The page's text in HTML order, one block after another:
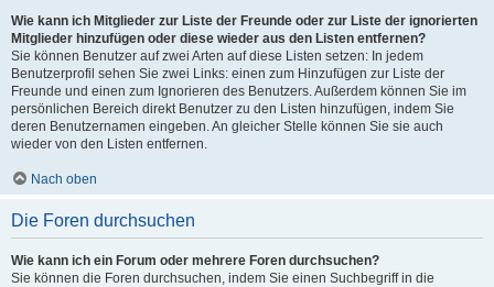
Wie kann ich Mitglieder zur Liste der Freunde oder zur Liste der ignorierten
Mitglieder hinzufügen oder diese wieder aus den Listen entfernen?
Sie können Benutzer auf zwei Arten auf diese Listen setzen: In jedem
Benutzerprofil sehen Sie zwei Links: einen zum Hinzufügen zur Liste der
Freunde und einen zum Ignorieren des Benutzers. Außerdem können Sie im
persönlichen Bereich direkt Benutzer zu den Listen hinzufügen, indem Sie
deren Benutzernamen eingeben. An gleicher Stelle können Sie sie auch
wieder von den Listen entfernen.
Nach oben
Die Foren durchsuchen
Wie kann ich ein Forum oder mehrere Foren durchsuchen?
Sie können die Foren durchsuchen, indem Sie einen Suchbegriff in die